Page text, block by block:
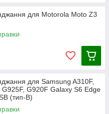
для Motorola Moto Z3
для Samsung A310F,
G925F, G920F Galaxy S6 Edge
(тип-B)